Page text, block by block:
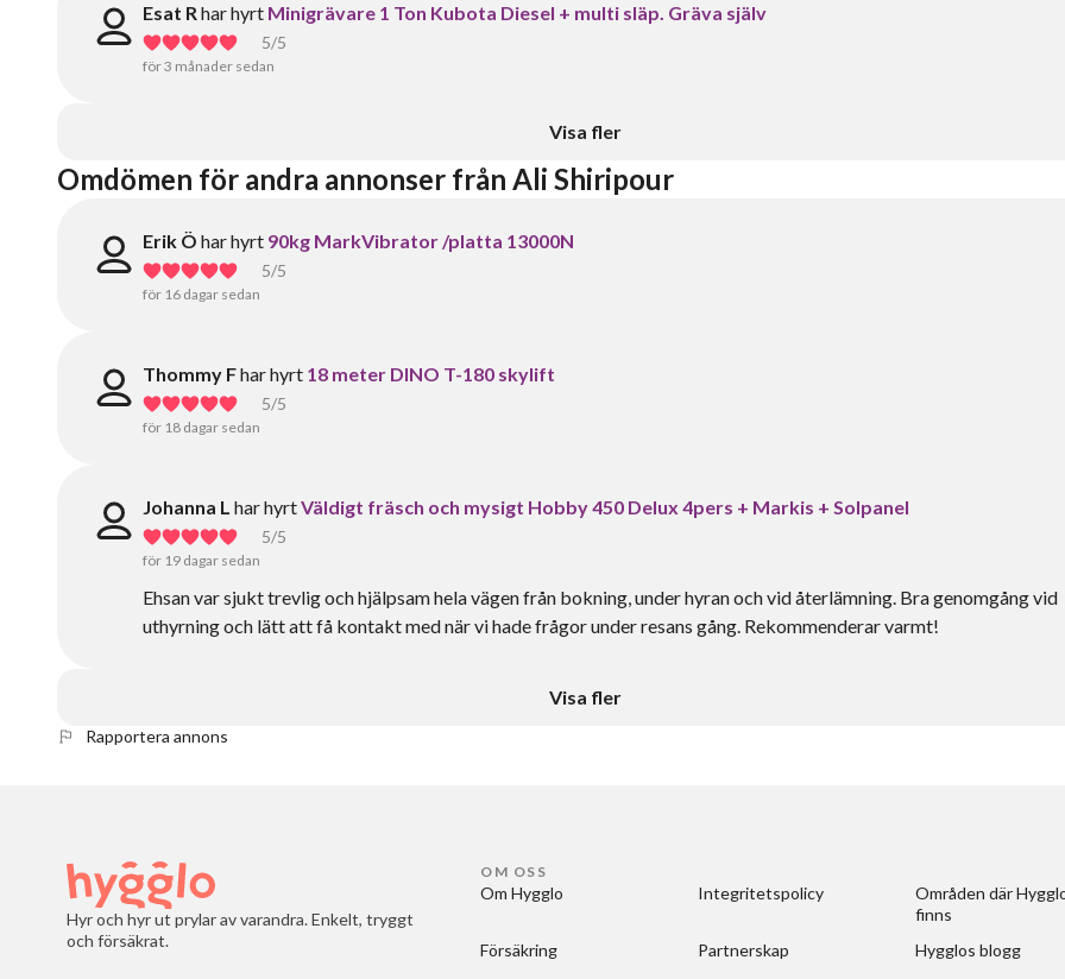
Esat Rhar hyrt Minigrävare 1 Ton Kubota Diesel + multi släp. Gräva själv
5/5
för 3 månader sedan
Visa fler
Omdömen för andra annonser från Ali Shiripour
Erik Ö har hyrt 90kg MarkVibrator /platta 13000N
5/5
för 16 dagar sedan
Thommy Fhar hyrt 18 meter DINO T-180 skylift
5/5
för 18 dagar sedan
Johanna L har hyrtVäldigt fräsch och mysigt Hobby 450 Delux 4pers + Markis + Solpanel
5/5
för 19 dagar sedan
Ehsan var sjukt trevlig och hjälpsam hela vägen från bokning, under hyran och vid återlämning. Bra genomgång vid
uthyrning och lätt att få kontakt med när vi hade frågor under resans gång. Rekommenderar varmt!
Visa fler
Rapportera annons
Hyr och hyr ut prylar av varandra. Enkelt, tryggt
och försäkrat.
OM OSS
Om Hygglo
Försäkring
Integritetspolicy
Partnerskap
Områden där
finns
Hygglos blogg